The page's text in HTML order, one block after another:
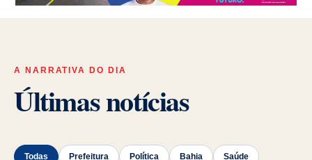
A NARRATIVA DO DIA
Últimas notícias
Todas Prefeitura Política Bahia Saúde